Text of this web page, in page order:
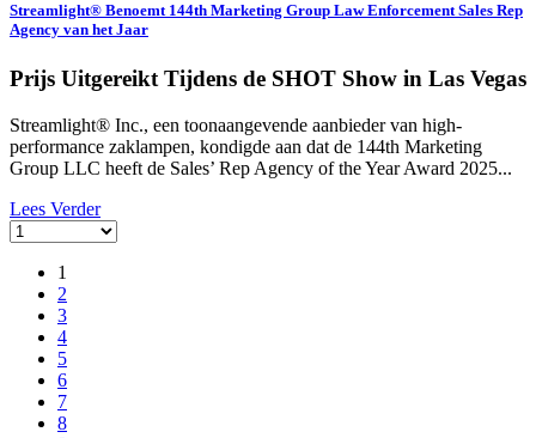
Streamlight® Benoemt 144th Marketing Group Law Enforcement Sales Rep
Agency van het Jaar
Prijs Uitgereikt Tijdens de SHOT Show in Las Vegas
Streamlight® Inc., een toonaangevende aanbieder van high-
performance zaklampen, kondigde aan dat de 144th Marketing
Group LLC heeft de Sales’ Rep Agency of the Year Award 2025...
Lees Verder
1
2
3
4
5
6
7
8